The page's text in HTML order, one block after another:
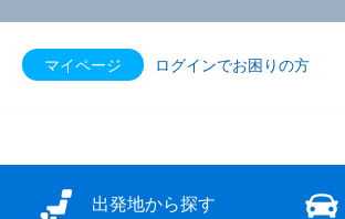
マイページ ログインでお困りの方
出発地から探す